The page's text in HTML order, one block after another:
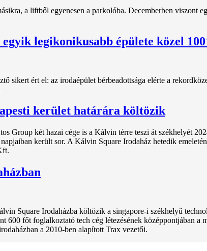
a liftből egyenesen a parkolóba. Decemberben
legikonikusabb épülete közel
sikert ért el: az irodaépület bérbeadottsága elérte a
kerület határára költözik
Group két hazai cége is a Kálvin térre teszi át székhelyét
került sor. A Kálvin Square Irodaház hetedik
Square Irodaházba költözik a singapore-i székhelyű
600 főt foglalkoztató tech cég létezésének középpontjában
a 2010-ben alapított Trax vezetői.